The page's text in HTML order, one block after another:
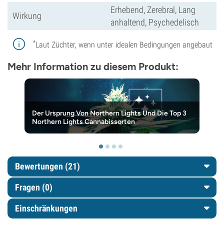
Wirkung
Erhebend, Zerebral, Lang
anhaltend, Psychedelisch
*Laut Züchter, wenn unter idealen Bedingungen angebaut
Mehr Information zu diesem Produkt:
Der Ursprung Von Northern Lights Und Die Top 3
Northern Lights Cannabissorten
Bewertungen (21)
Fragen (0)
Einschränkungen